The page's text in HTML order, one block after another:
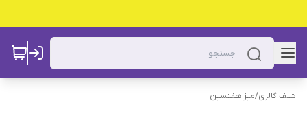
شلف گالری/میز هفتسین